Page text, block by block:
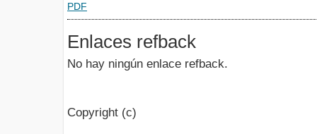
PDF
Enlaces refback
No hay ningún enlace refback.
Copyright (c)